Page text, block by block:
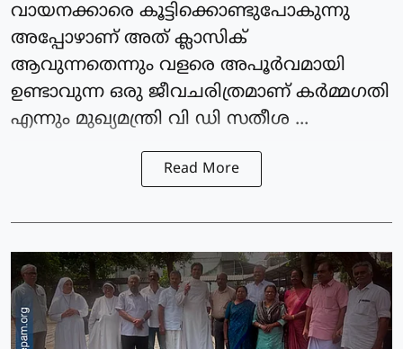
വായനക്കാരെ കൂട്ടിക്കൊണ്ടുപോകുന്നു
അപ്പോഴാണ് അത് ക്ലാസിക്
ആവുന്നതെന്നും വളരെ അപൂർവമായി
ഉണ്ടാവുന്ന ഒരു ജീവചരിത്രമാണ് കർമ്മഗതി
എന്നും മുഖ്യമന്ത്രി വി ഡി സതീശ ...
Read More